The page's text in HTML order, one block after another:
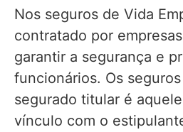
Nos seguros de Vida
contratado por
garantir a segurança e
funcionários. Os
segurado titular é
vínculo com o